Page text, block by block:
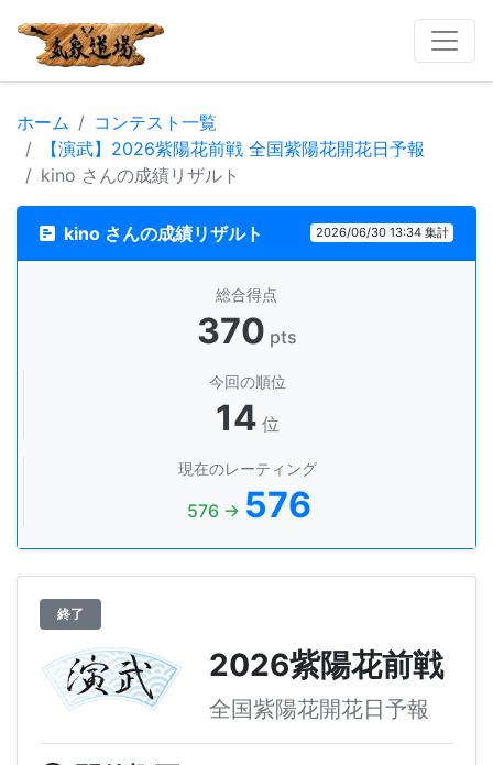
ホーム
コンテスト一覧
【演武】2026紫陽花前戦 全国紫陽花開花日予報
kino さんの成績リザルト
kino さんの成績リザルト 2026/06/30 13:34 集計
総合得点
370 pts
今回の順位
14 位
現在のレーティング
576 → 576
終了
2026紫陽花前戦
全国紫陽花開花日予報